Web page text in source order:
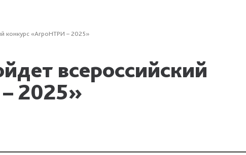
конкурс «АгроНТРИ – 2025»
всероссийский
2025»